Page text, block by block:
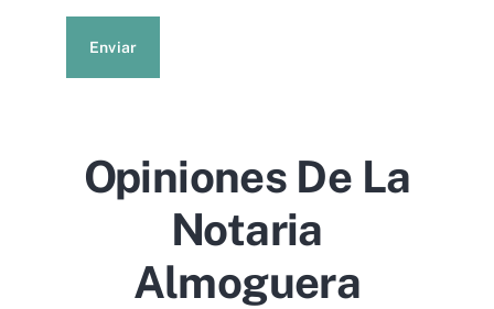
Enviar
Opiniones De La
Notaria
Almoguera